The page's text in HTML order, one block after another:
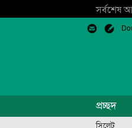
সর্বশেষ
প্রচ্ছদ